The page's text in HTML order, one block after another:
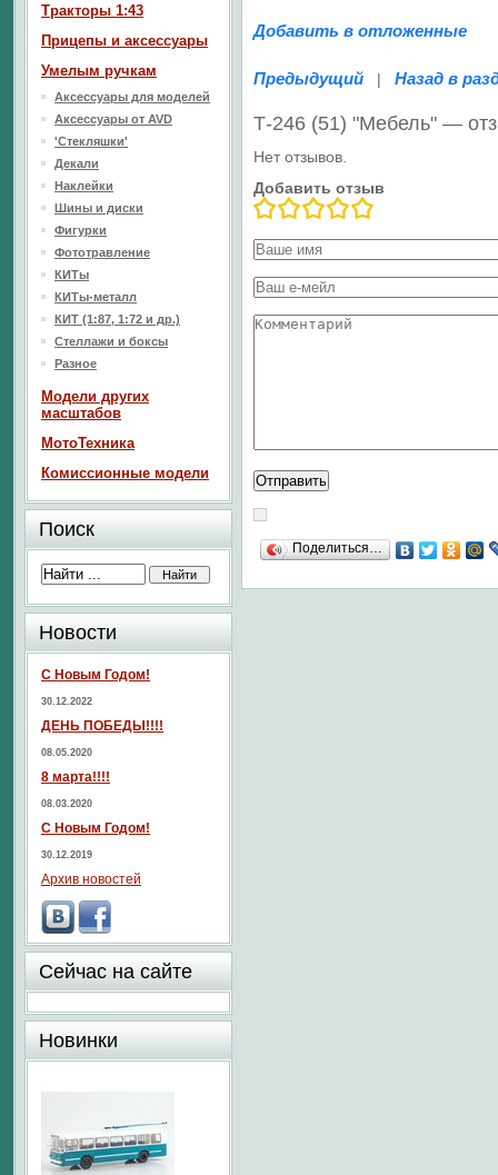
Добавить в отложенные
Предыдущий | Назад в
Т-246 (51) "Мебель" —
Нет отзывов.
Добавить отзыв
Поделиться…
Тракторы 1:43
Прицепы и аксессуары
Умелым ручкам
Аксессуары для моделей
Аксессуары от AVD
'Стекляшки'
Декали
Наклейки
Шины и диски
Фигурки
Фототравление
КИТы
КИТы-металл
КИТ (1:87, 1:72 и др.)
Стеллажи и боксы
Разное
Модели других
масштабов
МотоТехника
Комиссионные модели
Поиск
Новости
С Новым Годом!
30.12.2022
ДЕНЬ ПОБЕДЫ!!!!
08.05.2020
8 марта!!!!
08.03.2020
С Новым Годом!
30.12.2019
Архив новостей
Сейчас на сайте
Новинки